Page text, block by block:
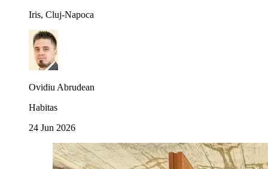
Iris, Cluj-Napoca
Ovidiu Abrudean
Habitas
24 Jun 2026